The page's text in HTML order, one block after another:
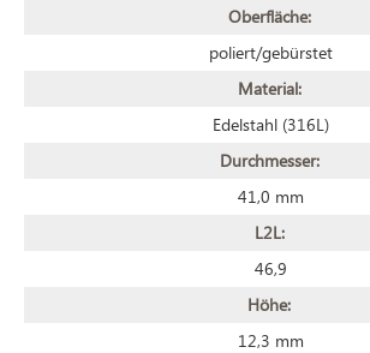
Oberfläche:
poliert/gebürstet
Material:
Edelstahl (316L)
Durchmesser:
41,0 mm
L2L:
46,9
Höhe:
12,3 mm